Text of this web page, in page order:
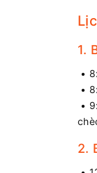
1.
•
•
•
2.